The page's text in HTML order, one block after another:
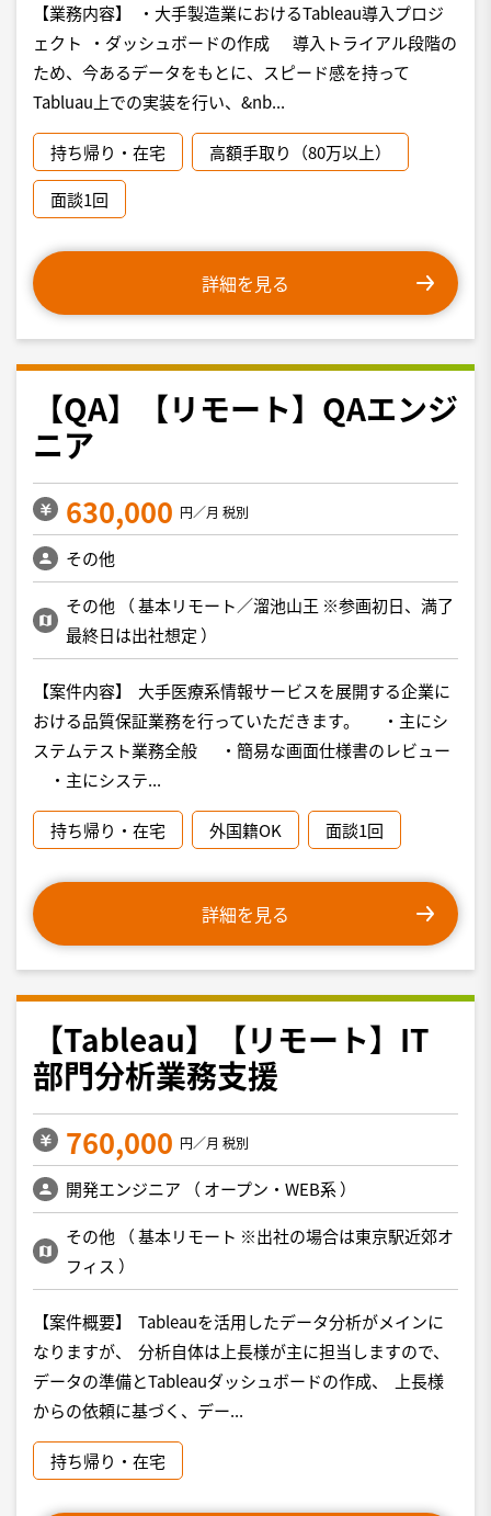
【業務内容】 ・大手製造業におけるTableau導入プロジ
ェクト ・ダッシュボードの作成 導入トライアル段階の
ため、今あるデータをもとに、スピード感を持って
Tabluau上での実装を行い、&nb...
持ち帰り・在宅 高額手取り（80万以上）
面談1回
詳細を見る
【QA】【リモート】QAエンジ
ニア
630,000 円／月 税別
その他
その他 （基本リモート／溜池山王 ※参画初日、満了
最終日は出社想定 ）
【案件内容】 大手医療系情報サービスを展開する企業に
おける品質保証業務を行っていただきます。 ・主にシ
ステムテスト業務全般 ・簡易な画面仕様書のレビュー
・主にシステ...
持ち帰り・在宅 外国籍OK 面談1回
詳細を見る
【Tableau】【リモート】IT
部門分析業務支援
760,000 円／月 税別
開発エンジニア （ オープン・WEB系）
その他 （基本リモート ※出社の場合は東京駅近郊オ
フィス ）
【案件概要】 Tableauを活用したデータ分析がメインに
なりますが、 分析自体は上長様が主に担当しますので、
データの準備とTableauダッシュボードの作成、 上長様
からの依頼に基づく、デー...
持ち帰り・在宅